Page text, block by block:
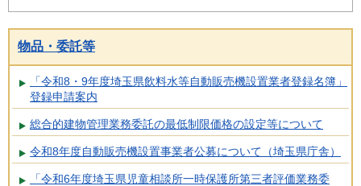
物品・委託等
「令和8・9年度埼玉県飲料水等自動販売機設置業者登録名簿」
登録申請案内
総合的建物管理業務委託の最低制限価格の設定等について
令和8年度自動販売機設置事業者公募について（埼玉県庁舎）
「令和6年度埼玉県児童相談所一時保護所第三者評価業務委